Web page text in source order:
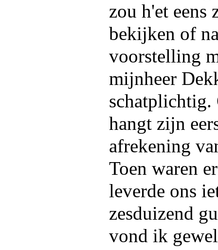
zou h'et eens
bekijken of
voorstelling
mijnheer
hangt zijn
afrekening
Toen waren
leverde ons
zesduizend
vond ik